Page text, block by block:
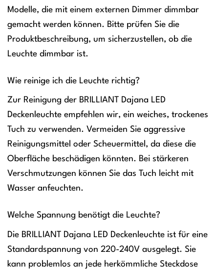
Modelle, die mit einem externen Dimmer dimmbar
gemacht werden können. Bitte prüfen Sie die
Produktbeschreibung, um sicherzustellen, ob die
Leuchte dimmbar ist.
Wie reinige ich die Leuchte richtig?
Zur Reinigung der BRILLIANT Dajana LED
Deckenleuchte empfehlen wir, ein weiches, trockenes
Tuch zu verwenden. Vermeiden Sie aggressive
Reinigungsmittel oder Scheuermittel, da diese die
Oberfläche beschädigen könnten. Bei stärkeren
Verschmutzungen können Sie das Tuch leicht mit
Wasser anfeuchten.
Welche Spannung benötigt die Leuchte?
Die BRILLIANT Dajana LED Deckenleuchte ist für eine
Standardspannung von 220-240V ausgelegt. Sie
kann problemlos an jede herkömmliche Steckdose